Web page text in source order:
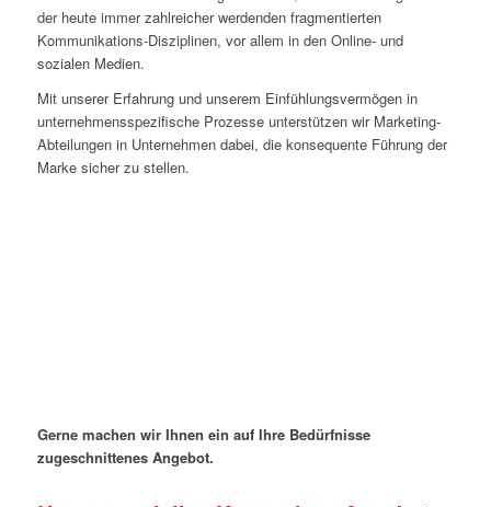
der heute immer zahlreicher werdenden fragmentierten
Kommunikations-Disziplinen, vor allem in den Online- und
sozialen Medien.
Mit unserer Erfahrung und unserem Einfühlungsvermögen in
unternehmensspezifische Prozesse unterstützen wir Marketing-
Abteilungen in Unternehmen dabei, die konsequente Führung der
Marke sicher zu stellen.
Gerne machen wir Ihnen ein auf Ihre Bedürfnisse
zugeschnittenes Angebot.